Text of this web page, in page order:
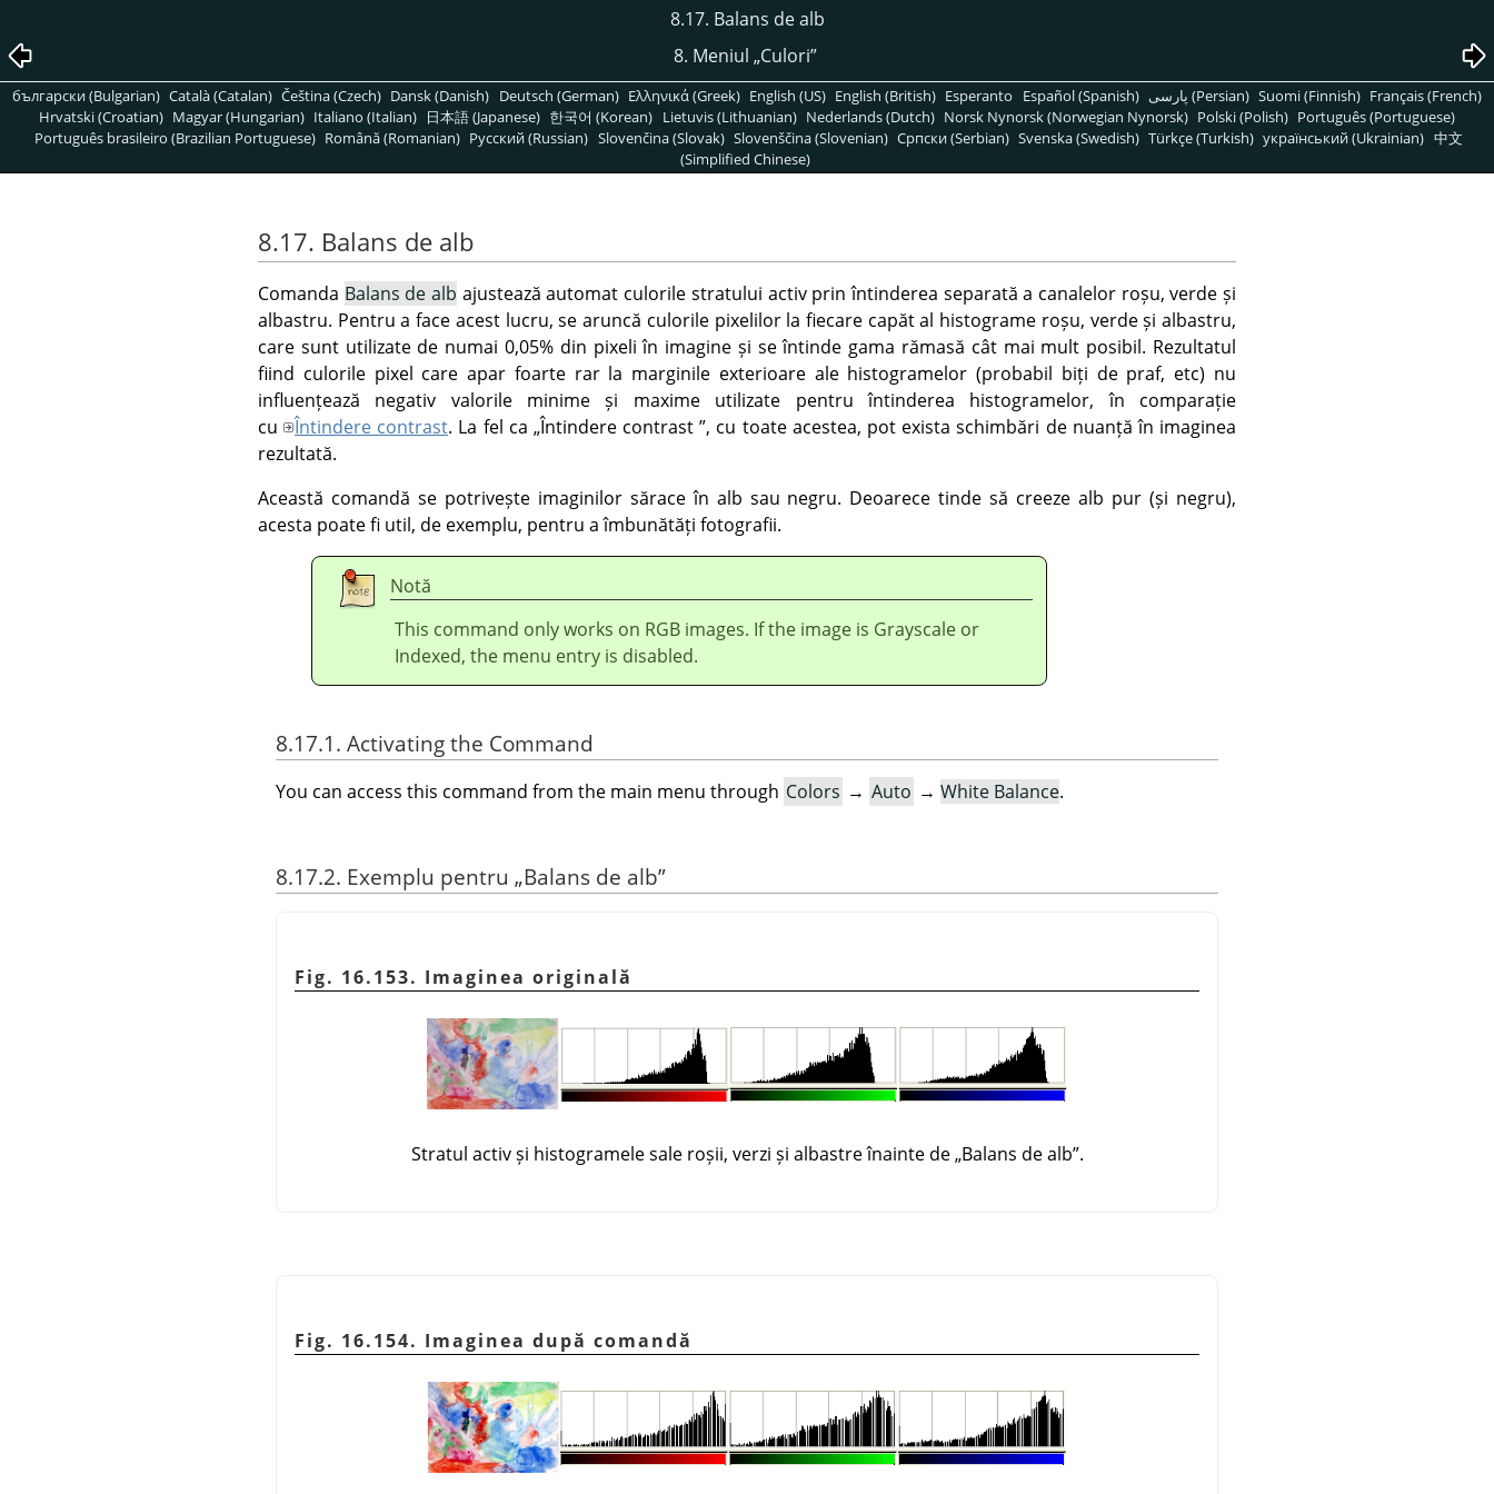
8.17. Balans de alb
8. Meniul „Culori”
български (Bulgarian) Català (Catalan) Čeština (Czech) Dansk (Danish) Deutsch (German) Ελληνικά (Greek) English (US) English (British) Esperanto Español (Spanish) پارسی (Persian) Suomi (Finnish) Français (French)
Hrvatski (Croatian) Magyar (Hungarian) Italiano (Italian) 日本語 (Japanese) 한국어 (Korean) Lietuvis (Lithuanian) Nederlands (Dutch) Norsk Nynorsk (Norwegian Nynorsk) Polski (Polish) Português (Portuguese)
Português brasileiro (Brazilian Portuguese) Română (Romanian) Pусский (Russian) Slovenčina (Slovak) Slovenščina (Slovenian) Српски (Serbian) Svenska (Swedish) Türkçe (Turkish) український (Ukrainian) 中文
(Simplified Chinese)
8.17. Balans de alb
Comanda Balans de alb ajustează automat culorile stratului activ prin întinderea separată a canalelor roșu, verde și
albastru. Pentru a face acest lucru, se aruncă culorile pixelilor la fiecare capăt al histograme roșu, verde și albastru,
care sunt utilizate de numai 0,05% din pixeli în imagine și se întinde gama rămasă cât mai mult posibil. Rezultatul
fiind culorile pixel care apar foarte rar la marginile exterioare ale histogramelor (probabil biți de praf, etc) nu
influențează negativ valorile minime și maxime utilizate pentru întinderea histogramelor, în comparație
cu
Întindere contrast. La fel ca „Întindere contrast”, cu toate acestea, pot exista schimbări de nuanță în imaginea
rezultată.
Această comandă se potrivește imaginilor sărace în alb sau negru. Deoarece tinde să creeze alb pur (și negru),
acesta poate fi util, de exemplu, pentru a îmbunătăți fotografii.
Notă
This command only works on RGB images. If the image is Grayscale or
Indexed, the menu entry is disabled.
8.17.1. Activating the Command
You can access this command from the main menu through Colors → Auto → White Balance.
8.17.2. Exemplu pentru „Balans de alb”
Fig. 16.153. Imaginea originală
Stratul activ și histogramele sale roșii, verzi și albastre înainte de„Balans de alb”.
Fig. 16.154. Imaginea după comandă